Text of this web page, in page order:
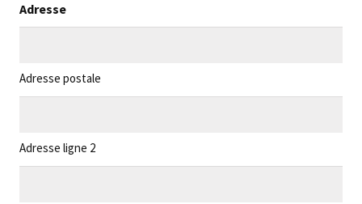
Adresse
Adresse postale
Adresse ligne 2